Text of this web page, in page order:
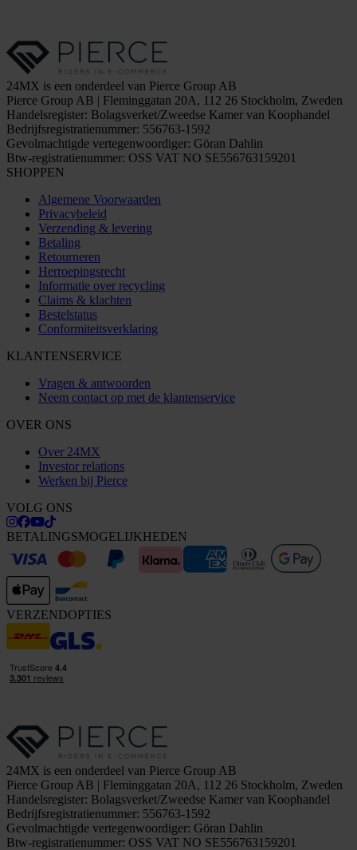
24MX is een onderdeel van Pierce Group AB
Pierce Group AB | Fleminggatan 20A, 112 26 Stockholm, Zweden
Handelsregister: Bolagsverket/Zweedse Kamer van Koophandel
Bedrijfsregistratienummer: 556763-1592
Gevolmachtigde vertegenwoordiger: Göran Dahlin
Btw-registratienummer: OSS VAT NO SE556763159201
SHOPPEN
Algemene Voorwaarden
Privacybeleid
Verzending & levering
Betaling
Retourneren
Herroepingsrecht
Informatie over recycling
Claims & klachten
Bestelstatus
Conformiteitsverklaring
KLANTENSERVICE
Vragen & antwoorden
Neem contact op met de klantenservice
OVER ONS
Over 24MX
Investor relations
Werken bij Pierce
VOLG ONS
BETALINGSMOGELIJKHEDEN
VERZENDOPTIES
24MX is een onderdeel van Pierce Group AB
Pierce Group AB | Fleminggatan 20A, 112 26 Stockholm, Zweden
Handelsregister: Bolagsverket/Zweedse Kamer van Koophandel
Bedrijfsregistratienummer: 556763-1592
Gevolmachtigde vertegenwoordiger: Göran Dahlin
Btw-registratienummer: OSS VAT NO SE556763159201